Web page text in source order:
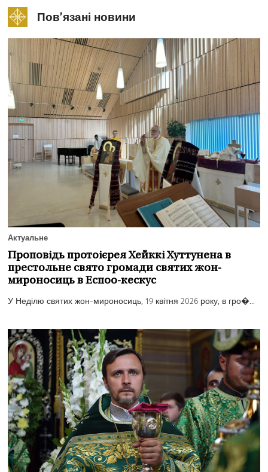
Пов’язані новини
Актуальне
Проповідь протоієрея Хейккі Хуттунена в
престольне свято громади святих жон-
мироносиць в Еспоо-кескус
У Неділю святих жон-мироносиць, 19 квітня 2026 року, в гро�...